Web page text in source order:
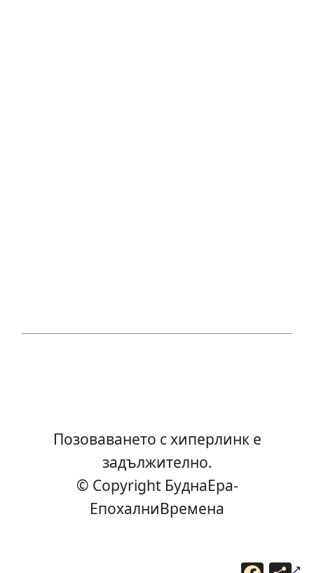
Позоваването с хиперлинк е
задължително.
© Copyright БуднаEра-
ЕпохалниВремена
F С